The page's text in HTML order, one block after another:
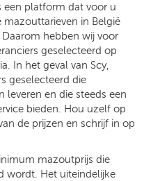
een platform dat voor u
in België
hebben wij voor
geselecteerd op
In het geval van Scy,
geselecteerd die
en die steeds een
bieden. Hou uzelf op
de prijzen en schrijf in op
mazoutprijs die
wordt. Het uiteindelijke